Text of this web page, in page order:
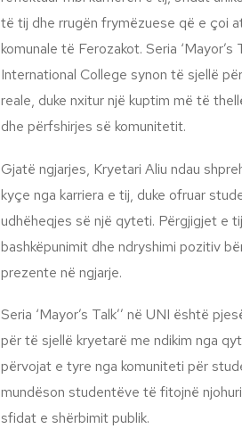
të tij dhe rrugën frymëzuese që e çoi
komunale të Ferozakot. Seria ‘Mayor’s
International College synon të sjellë
reale, duke nxitur një kuptim më të
dhe përfshirjes së komunitetit.
Gjatë ngjarjes, Kryetari Aliu ndau
kyçe nga karriera e tij, duke ofruar
udhëheqjes së një qyteti. Përgjigjet e
bashkëpunimit dhe ndryshimi pozitiv
prezente në ngjarje.
Seria ‘Mayor’s Talk’’ në UNI është
për të sjellë kryetarë me ndikim nga
përvojat e tyre nga komuniteti për
mundëson studentëve të fitojnë
sfidat e shërbimit publik.